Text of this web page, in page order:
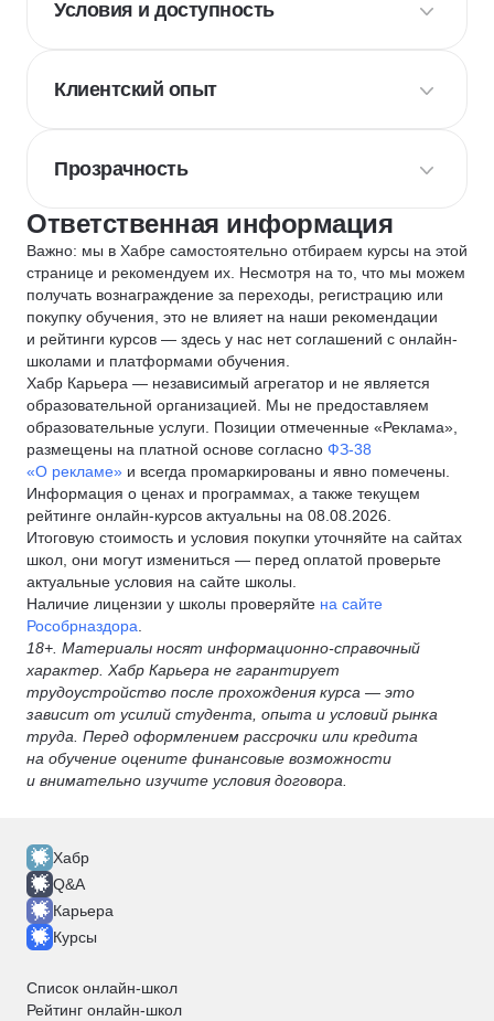
Условия и доступность
Клиентский опыт
Прозрачность
Ответственная информация
Важно: мы в Хабре самостоятельно отбираем курсы на этой
странице и рекомендуем их. Несмотря на то, что мы можем
получать вознаграждение за переходы, регистрацию или
покупку обучения, это не влияет на наши рекомендации
и рейтинги курсов — здесь у нас нет соглашений с онлайн-
школами и платформами обучения.
Хабр Карьера — независимый агрегатор и не является
образовательной организацией. Мы не предоставляем
образовательные услуги. Позиции отмеченные «Реклама»,
размещены на платной основе согласно ФЗ-38
«О рекламе» и всегда промаркированы и явно помечены.
Информация о ценах и программах, а также текущем
рейтинге онлайн-курсов актуальны на 08.08.2026.
Итоговую стоимость и условия покупки уточняйте на сайтах
школ, они могут измениться — перед оплатой проверьте
актуальные условия на сайте школы.
Наличие лицензии у школы проверяйте на сайте
Рособрназдора
18+. Материалы носят информационно-справочный
характер. Хабр Карьера не гарантирует
трудоустройство после прохождения курса — это
зависит от усилий студента, опыта и условий рынка
труда. Перед оформлением рассрочки или кредита
на обучение оцените финансовые возможности
и внимательно изучите условия договора.
Хабр
Q&A
Карьера
Курсы
Список онлайн-школ
Рейтинг онлайн-школ